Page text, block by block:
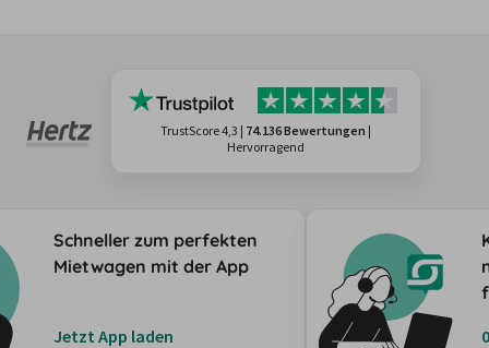
TrustScore 4,3 | 74.136 Bewertungen |
Hervorragend
Schneller zum perfekten
Mietwagen mit der App
Jetzt App laden